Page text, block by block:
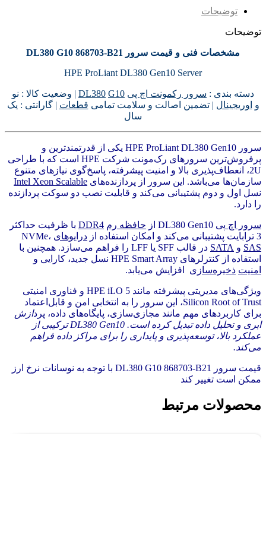
توضیحات
توضیحات
مشخصات فنی و قیمت سرور DL380 G10 868703-B21
HPE ProLiant DL380 Gen10 Server
دسته بندی : سرور رکمونت اچ پی DL380 G10
| وضعیت کالا : نو
و اوریجینال | تضمین اصالت و سلامت تمامی قطعات | گارانتی : یک
سال
سرور HPE ProLiant DL380 Gen10 یکی از قدرتمندترین و
پرفروش‌ترین سرورهای رک‌مونت شرکت HPE است که با طراحی
2U، انعطاف‌پذیری بالا و امنیت پیشرفته، پاسخ‌گوی نیازهای متنوع
سازمان‌ها می‌باشد. این سرور از پردازنده‌های Intel Xeon Scalable
نسل اول و دوم پشتیبانی می‌کند و قابلیت نصب دو سوکت پردازنده
را دارد.
سرور اچ پی حافظه رم DDR4 با ظرفیت حداکثر
3 ترابایت پشتیبانی می‌کند و امکان استفاده از
درایوهای
SAS و SATA
در قالب SFF یا LFF را فراهم می‌سازد. همچنین با
استفاده از کنترلرهای HPE Smart Array نسل جدید، کارایی و
امنیت ذخیره‌سازی افزایش می‌یابد.
ویژگی‌های مدیریتی پیشرفته مانند HPE iLO 5 و فناوری امنیتی
Silicon Root of Trust، این سرور را به انتخابی امن و قابل‌اعتماد
برای کاربردهای مهم مانند مجازی‌سازی، پایگاه‌های داده، پردازش
ابری و تحلیل داده تبدیل کرده است. DL380 Gen10 ترکیبی از
عملکرد بالا، توسعه‌پذیری و پایداری را برای مراکز داده فراهم
می‌کند.
قیمت سرور DL380 G10 868703-B21 با توجه به نوسانات نرخ ارز
ممکن است تغییر کند
محصولات مرتبط